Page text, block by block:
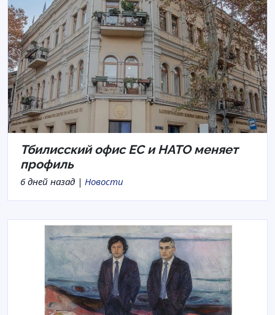
Тбилисский офис ЕС и НАТО меняет
профиль
6 дней назад | Новости